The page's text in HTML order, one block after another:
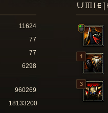
11624
77
77
6298
960269
18133200